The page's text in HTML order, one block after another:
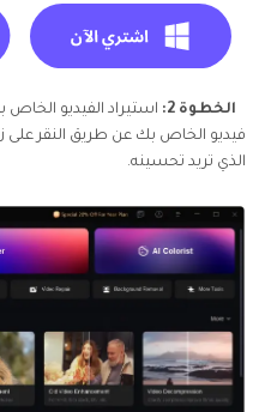
الخطوة 2:
فيديو الخاص بك عن طريق النقر على
الذي تريد تحسينه.